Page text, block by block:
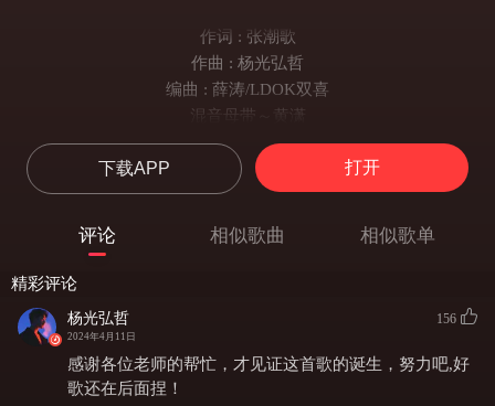
作词 : 张潮歌
作曲 : 杨光弘哲
编曲 : 薛涛/LDOK双喜
混音母带～黄潇
和声～加点辣
晚风吹开城市
沉闷的倒影
裙摆扬起夜幕
微醺中这感觉似悬浮在真空游离
不小心深陷在和你的微妙游戏
下载APP 打开
评论 相似歌曲 相似歌单
精彩评论
杨光弘哲
2024年4月11日
156
感谢各位老师的帮忙，才见证这首歌的诞生，努力吧,好
歌还在后面捏！